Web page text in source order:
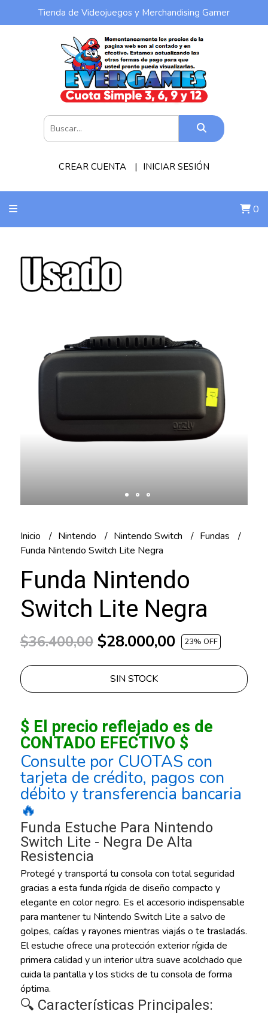
Tienda de Videojuegos y Merchandising Gamer
CREAR CUENTA INICIAR SESIÓN
0
Inicio Nintendo Nintendo Switch
Fundas
Funda Nintendo Switch Lite Negra
Funda Nintendo
Switch Lite Negra
$36.400,00$28.000,00 23% OFF
SIN STOCK
$ El precio reflejado es de
CONTADO EFECTIVO $
Consulte por CUOTAS con
tarjeta de crédito, pagos con
débito y transferencia bancaria
🔥
Funda Estuche Para Nintendo
Switch Lite - Negra De Alta
Resistencia
Protegé y transportá tu consola con total seguridad
gracias a esta funda rígida de diseño compacto y
elegante en color negro. Es el accesorio indispensable
para mantener tu Nintendo Switch Lite a salvo de
golpes, caídas y rayones mientras viajás o te trasladás.
El estuche ofrece una protección exterior rígida de
primera calidad y un interior ultra suave acolchado que
cuida la pantalla y los sticks de tu consola de forma
óptima.
🔍 Características Principales: